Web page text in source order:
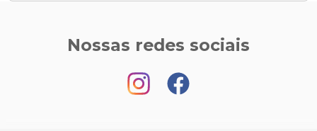
Nossas redes sociais